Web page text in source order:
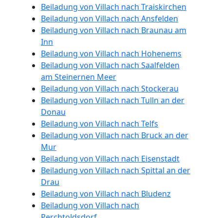
Beiladung von Villach nach Traiskirchen
Beiladung von Villach nach Ansfelden
Beiladung von Villach nach Braunau am
Inn
Beiladung von Villach nach Hohenems
Beiladung von Villach nach Saalfelden
am Steinernen Meer
Beiladung von Villach nach Stockerau
Beiladung von Villach nach Tulln an der
Donau
Beiladung von Villach nach Telfs
Beiladung von Villach nach Bruck an der
Mur
Beiladung von Villach nach Eisenstadt
Beiladung von Villach nach Spittal an der
Drau
Beiladung von Villach nach Bludenz
Beiladung von Villach nach
Villach
Möbeltaxi
Villach
Kleintransport
Villach
Möbelmontage
Villach